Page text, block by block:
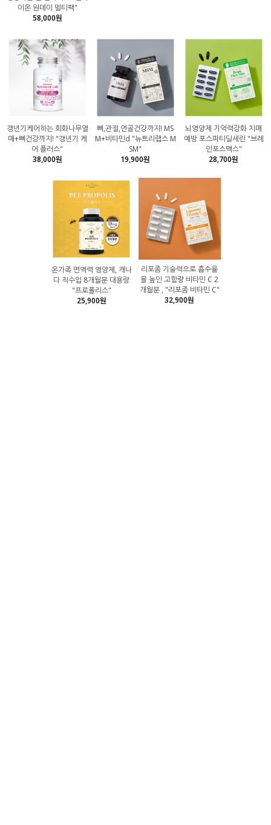
이온 원데이 멀티팩"
58,000원
갱년기케어하는 회화나무열
매+뼈건강까지! "갱년기 케
어 플러스"
38,000원
뼈,관절,연골건강까지! MS
M+비타민d "뉴트리랩스 M
SM"
19,900원
뇌영양제 기억력강화 치매
예방 포스파티딜세린 "브레
인포스맥스"
28,700원
온가족 면역력 영양제, 캐나
다 직수입 8개월분 대용량
"프로폴리스"
25,900원
리포좀 기술력으로 흡수율
을 높인 고함량 비타민 C 2
개월분 , "리포좀 비타민 C"
32,900원